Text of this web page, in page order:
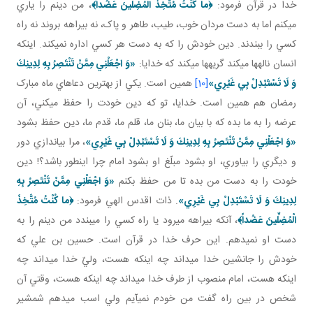
خدا در قرآن فرمود:﴿ما كُنْتُ مُتَّخِذَ الْمُضِلِّينَ عَضُداً﴾، من دينم را ياري
مي کنم اما به دست مردان خوب، طيب، طاهر و پاک، نه بيراهه بروند نه راه
کسي را ببندند. دين خودش را که به دست هر کسي اداره نمی­کند. اينکه
انسان ناله ها مي کند گريه ها مي کند که خدايا: «وَ اجْعَلْنِي مِمَّنْ تَنْتَصِرُ بِهِ لِدِينِكَ
وَ لَا تَسْتَبْدِلْ بِي غَيْرِي‏»[10]
همين است. يکي از بهترين دعاهاي ماه مبارک
رمضان هم همين است. خدايا، تو که دين خودت را حفظ مي کني، آن
عرضه را به ما بده که با بيان ما، بنان ما، قلم ما، قدم ما، دين حفظ بشود
«وَ اجْعَلْنِي مِمَّنْ تَنْتَصِرُ بِهِ لِدِينِكَ وَ لَا تَسْتَبْدِلْ بِي غَيْرِي‏»، مرا بياندازي دور
و ديگري را بياوري، او بشود مبلّغ او بشود امام چرا اين طور باشد؟! دين
خودت را به دست من بده تا من حفظ بکنم «وَ اجْعَلْنِي مِمَّنْ تَنْتَصِرُ بِهِ
لِدِينِكَ وَ لَا تَسْتَبْدِلْ بِي غَيْرِي‏». ذات اقدس الهي فرمود:﴿ما كُنْتُ مُتَّخِذَ
الْمُضِلِّينَ عَضُداً﴾، آنکه بيراهه مي رود يا راه کسي را مي بندد من دينم را به
دست او نمي دهم. اين حرف خدا در قرآن است. حسين بن علي که
خودش را جانشين خدا مي داند چه اينکه هست، وليّ خدا مي داند چه
اينکه هست، امام منصوب از طرف خدا مي داند چه اينکه هست، وقتي آن
شخص در بين راه گفت من خودم نمي آيم ولي اسب مي دهم شمشير